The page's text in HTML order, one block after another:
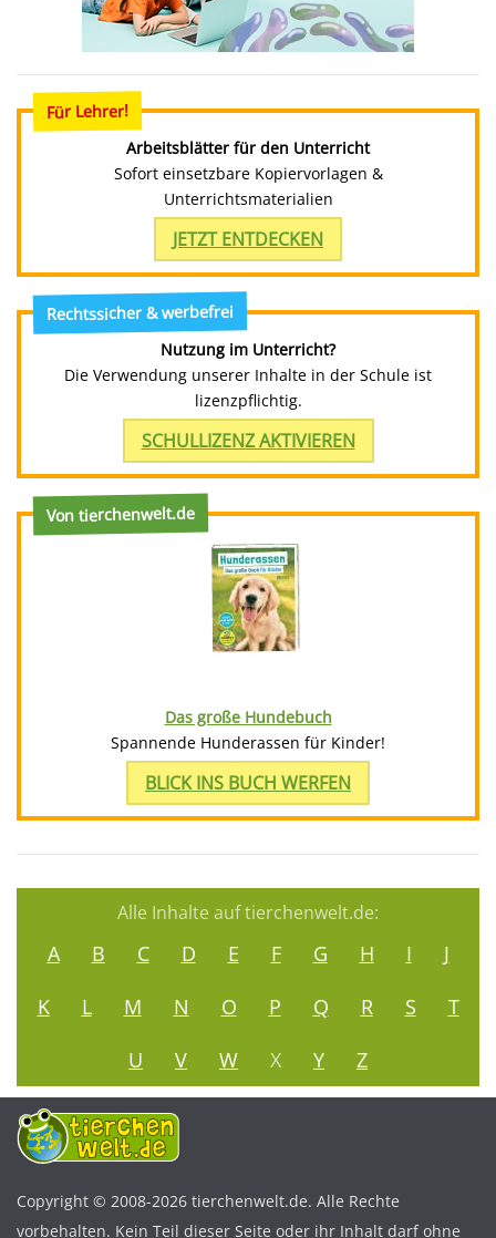
Für Lehrer!
Arbeitsblätter für den Unterricht
Sofort einsetzbare Kopiervorlagen &
Unterrichtsmaterialien
JETZT ENTDECKEN
Rechtssicher & werbefrei
Nutzung im Unterricht?
Die Verwendung unserer Inhalte in der Schule ist
lizenzpflichtig.
SCHULLIZENZ AKTIVIEREN
Von tierchenwelt.de
Das große Hundebuch
Spannende Hunderassen für Kinder!
BLICK INS BUCH WERFEN
Alle Inhalte auf tierchenwelt.de:
A B C D E F G H I
J
K
L M N O P Q R S
T
U
V W X Y Z
Copyright © 2008-2026 tierchenwelt.de. Alle Rechte
vorbehalten. Kein Teil dieser Seite oder ihr Inhalt darf ohne